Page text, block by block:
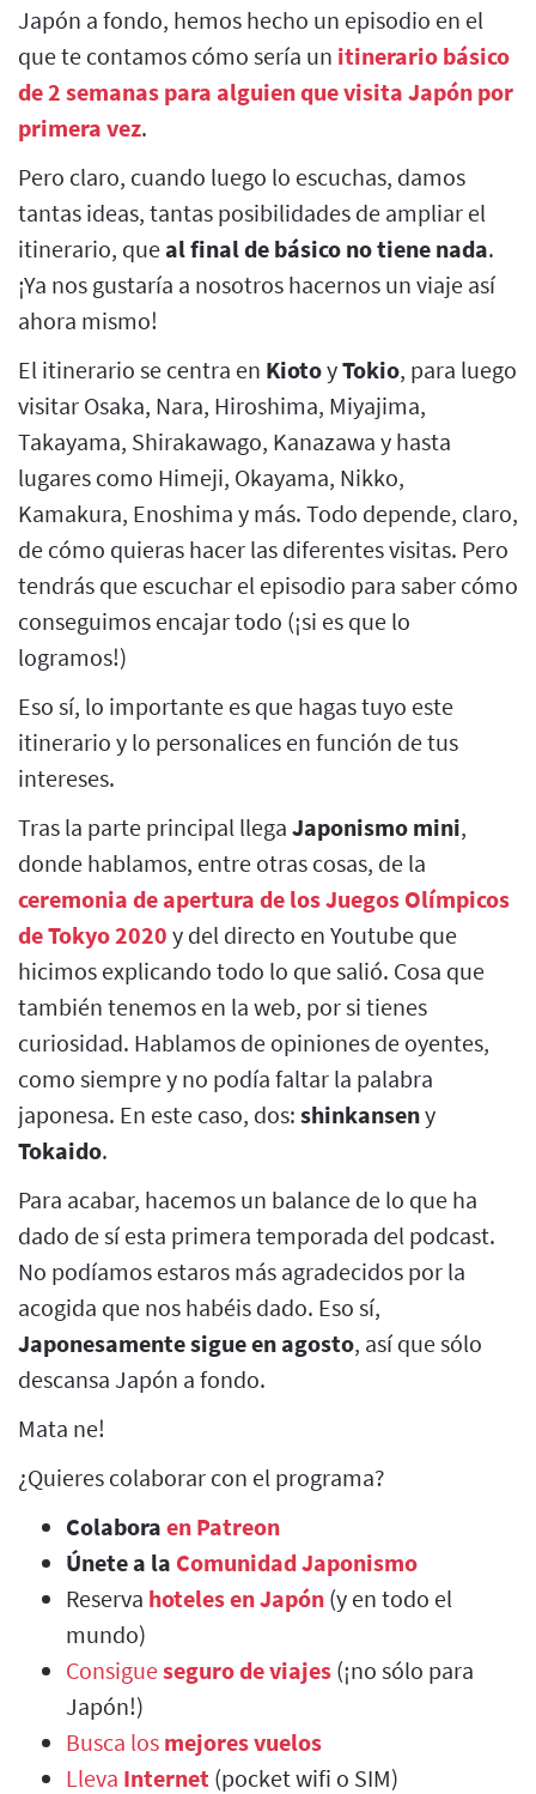
Japón a fondo, hemos hecho un episodio en el
que te contamos cómo sería un itinerario básico
de 2 semanas para alguien que visita Japón por
primera vez.
Pero claro, cuando luego lo escuchas, damos
tantas ideas, tantas posibilidades de ampliar el
itinerario, que al final de básico no tiene nada.
¡Ya nos gustaría a nosotros hacernos un viaje así
ahora mismo!
El itinerario se centra en KiotoyTokio, para luego
visitar Osaka, Nara, Hiroshima, Miyajima,
Takayama, Shirakawago, Kanazawa y hasta
lugares como Himeji, Okayama, Nikko,
Kamakura, Enoshima y más. Todo depende, claro,
de cómo quieras hacer las diferentes visitas. Pero
tendrás que escuchar el episodio para saber cómo
conseguimos encajar todo (¡si es que lo
logramos!)
Eso sí, lo importante es que hagas tuyo este
itinerario y lo personalices en función de tus
intereses.
Tras la parte principal llega Japonismo mini,
donde hablamos, entre otras cosas, de la
ceremonia de apertura de los Juegos Olímpicos
de Tokyo 2020 y del directo en Youtube que
hicimos explicando todo lo que salió. Cosa que
también tenemos en la web, por si tienes
curiosidad. Hablamos de opiniones de oyentes,
como siempre y no podía faltar la palabra
japonesa. En este caso, dos: shinkanseny
Tokaido.
Para acabar, hacemos un balance de lo que ha
dado de sí esta primera temporada del podcast.
No podíamos estaros más agradecidos por la
acogida que nos habéis dado. Eso sí,
Japonesamente sigue en agosto, así que sólo
descansa Japón a fondo.
Mata ne!
¿Quieres colaborar con el programa?
Colabora en Patreon
Únete a la Comunidad Japonismo
Reserva hoteles en Japón (y en todo el
mundo)
Consigueseguro de viajes (¡no sólo para
Japón!)
Busca los mejores vuelos
Lleva Internet (pocket wifi o SIM)